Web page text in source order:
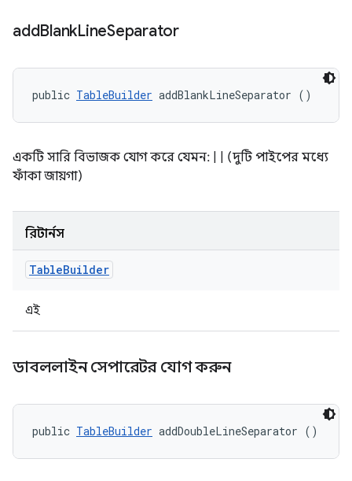
addBlankLineSeparator
public TableBuilder addBlankLineSeparator ()
একটি সারি বিভাজক যোগ করে যেমন: | | (দুটি পাইপের মধ্যে
ফাঁকা জায়গা)
রিটার্নস
TableBuilder
এই
ডাবললাইন সেপারেটর যোগ করুন
public TableBuilder addDoubleLineSeparator ()